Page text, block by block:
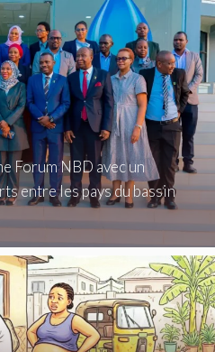
Forum NBD avec un
entre les pays du bassin